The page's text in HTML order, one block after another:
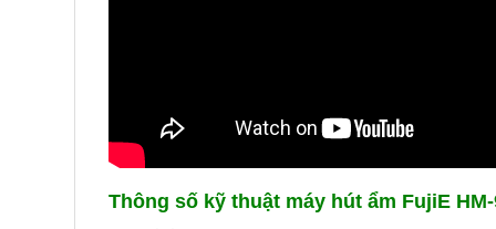
Thông số kỹ thuật máy hút ẩm FujiE HM-